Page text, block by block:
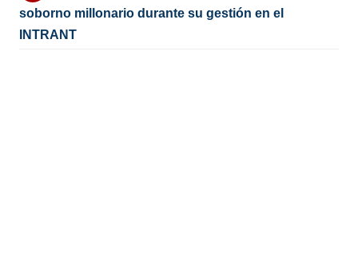
soborno millonario durante su gestión en el
INTRANT